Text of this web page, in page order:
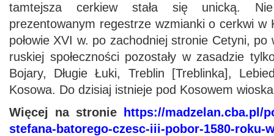
tamtejsza cerkiew stała się unicką.
prezentowanym regestrze wzmianki o cerkwi w
połowie XVI w. po zachodniej stronie Cetyni,
ruskiej społeczności pozostały w zasadzie
Bojary, Długie Łuki, Treblin [Treblinka],
Kosowa. Do dzisiaj istnieje pod Kosowem
Więcej na stronie
https://madzelan.cba.pl/
stefana-batorego-czesc-iii-pobor-1580-roku-